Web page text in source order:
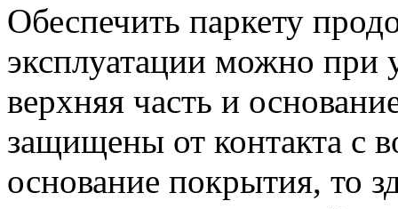
Обеспечить паркету
эксплуатации можно при
верхняя часть и
защищены от контакта с
основание покрытия, то